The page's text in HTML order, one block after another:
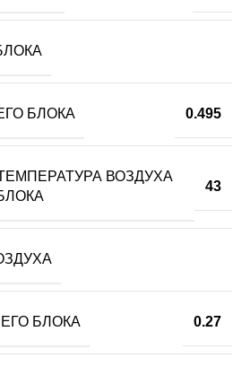
БЛОКА 0.495
ВОЗДУХА
43
БЛОКА 0.27